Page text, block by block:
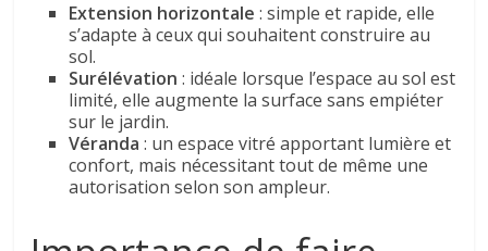
Extension horizontale : simple et rapide, elle
s’adapte à ceux qui souhaitent construire au
sol.
Surélévation : idéale lorsque l’espace au sol est
limité, elle augmente la surface sans empiéter
sur le jardin.
Véranda : un espace vitré apportant lumière et
confort, mais nécessitant tout de même une
autorisation selon son ampleur.